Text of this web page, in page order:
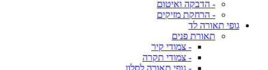
- הדבקה ואיטום
- הרחקת מזיקים
גופי תאורה לד
תאורת פנים
- צמודי קיר
- צמודי תקרה
- גופי תאורה לסלון